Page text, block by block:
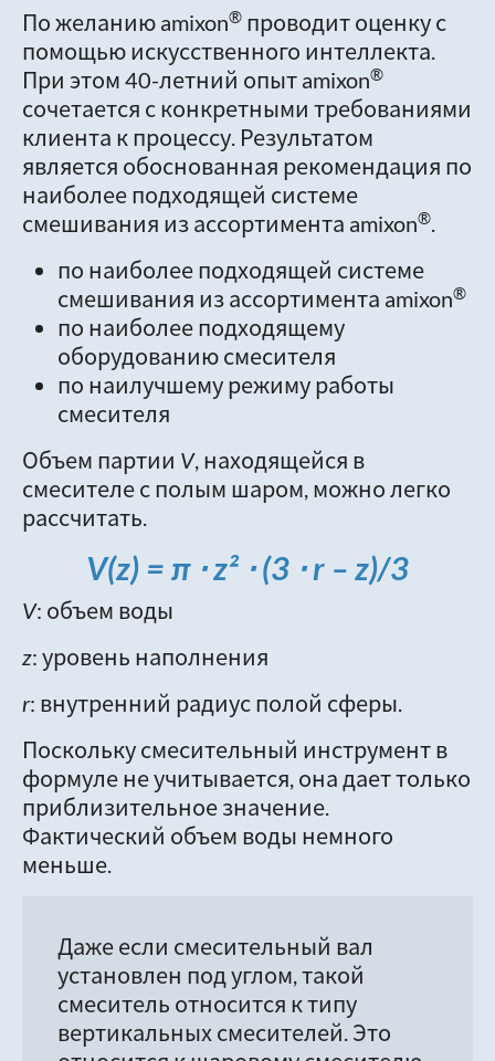
По желанию amixon® проводит оценку с
помощью искусственного интеллекта.
При этом 40-летний опыт amixon®
сочетается с конкретными требованиями
клиента к процессу. Результатом
является обоснованная рекомендация по
наиболее подходящей системе
смешивания из ассортимента amixon®.
по наиболее подходящей системе
смешивания из ассортимента amixon®
по наиболее подходящему
оборудованию смесителя
по наилучшему режиму работы
смесителя
Объем партии V, находящейся в
смесителе с полым шаром, можно легко
рассчитать.
V(z) = π ⋅ z² ⋅ (3 ⋅ r – z)/3
V: объем воды
z: уровень наполнения
r: внутренний радиус полой сферы.
Поскольку смесительный инструмент в
формуле не учитывается, она дает только
приблизительное значение.
Фактический объем воды немного
меньше.
Даже если смесительный вал
установлен под углом, такой
смеситель относится к типу
вертикальных смесителей. Это